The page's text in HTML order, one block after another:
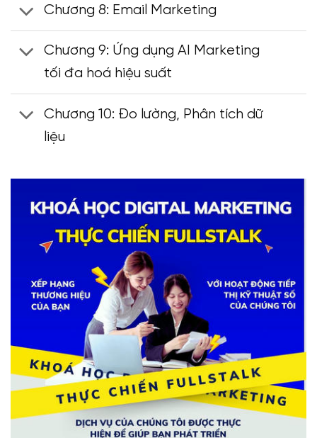
Chương 8: Email Marketing
Chương 9: Ứng dụng AI Marketing
tối đa hoá hiệu suất
Chương 10: Đo lường, Phân tích dữ
liệu